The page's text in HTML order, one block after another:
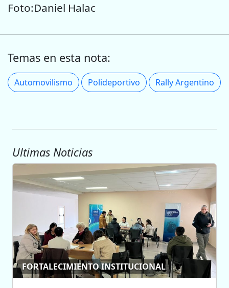
Foto:Daniel Halac
Temas en esta nota:
Automovilismo Polideportivo Rally Argentino
Ultimas Noticias
FORTALECIMIENTO INSTITUCIONAL